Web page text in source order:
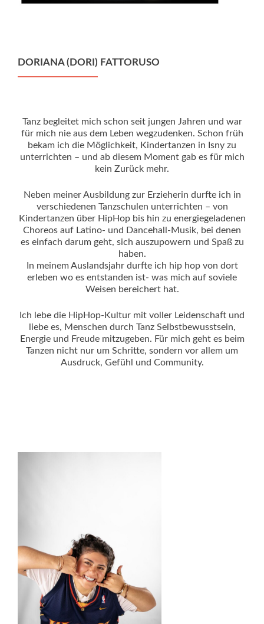
DORIANA (DORI) FATTORUSO
Tanz begleitet mich schon seit jungen Jahren und war
für mich nie aus dem Leben wegzudenken. Schon früh
bekam ich die Möglichkeit, Kindertanzen in Isny zu
unterrichten – und ab diesem Moment gab es für mich
kein Zurück mehr.
Neben meiner Ausbildung zur Erzieherin durfte ich in
verschiedenen Tanzschulen unterrichten – von
Kindertanzen über HipHop bis hin zu energiegeladenen
Choreos auf Latino- und Dancehall-Musik, bei denen
es einfach darum geht, sich auszupowern und Spaß zu
haben.
In meinem Auslandsjahr durfte ich hip hop von dort
erleben wo es entstanden ist- was mich auf soviele
Weisen bereichert hat.
Ich lebe die HipHop-Kultur mit voller Leidenschaft und
liebe es, Menschen durch Tanz Selbstbewusstsein,
Energie und Freude mitzugeben. Für mich geht es beim
Tanzen nicht nur um Schritte, sondern vor allem um
Ausdruck, Gefühl und Community.